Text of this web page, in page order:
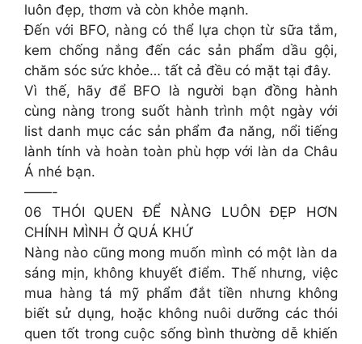
luôn đẹp, thơm và còn khỏe mạnh.
Đến với BFO, nàng có thể lựa chọn từ sữa tắm,
kem chống nắng đến các sản phẩm dầu gội,
chăm sóc sức khỏe… tất cả đều có mặt tại đây.
Vì thế, hãy để BFO là người bạn đồng hành
cùng nàng trong suốt hành trình một ngày với
list danh mục các sản phẩm đa năng, nổi tiếng
lành tính và hoàn toàn phù hợp với làn da Châu
Á nhé bạn.
——-
06 THÓI QUEN ĐỂ NÀNG LUÔN ĐẸP HƠN
CHÍNH MÌNH Ở QUÁ KHỨ
Nàng nào cũng mong muốn mình có một làn da
sáng mịn, không khuyết điểm. Thế nhưng, việc
mua hàng tá mỹ phẩm đắt tiền nhưng không
biết sử dụng, hoặc không nuôi dưỡng các thói
quen tốt trong cuộc sống bình thường dễ khiến